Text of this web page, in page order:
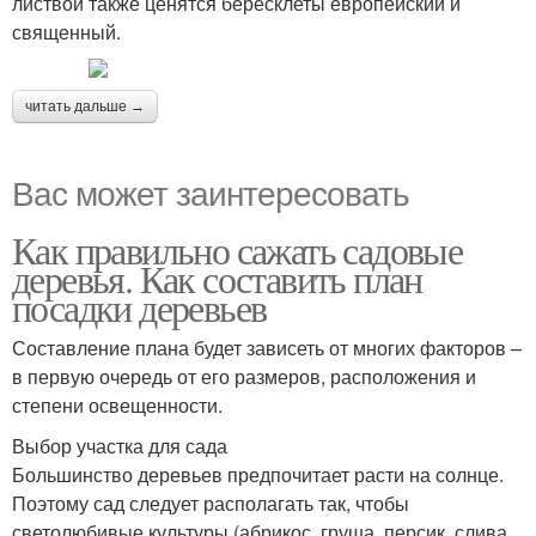
священный.
читать дальше →
Вас может заинтересовать
Как правильно сажать садовые
деревья. Как составить план
посадки деревьев
Составление плана будет зависеть от многих факторов –
в первую очередь от его размеров, расположения и
степени освещенности.
Выбор участка для сада
Большинство деревьев предпочитает расти на солнце.
Поэтому сад следует располагать так, чтобы